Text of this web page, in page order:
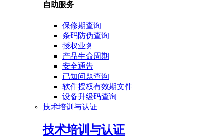
自助服务
保修期查询
条码防伪查询
授权业务
产品生命周期
安全通告
已知问题查询
软件授权有效期文件
设备升级码查询
技术培训与认证
技术培训与认证